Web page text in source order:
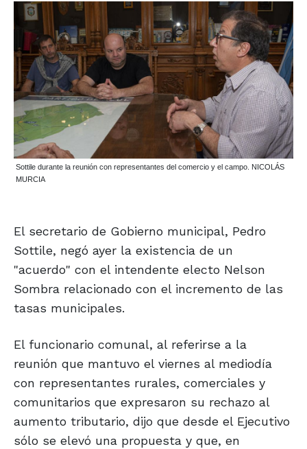
Sottile durante la reunión con representantes del comercio y el campo. NICOLÁS
MURCIA
El secretario de Gobierno municipal, Pedro
Sottile, negó ayer la existencia de un
"acuerdo" con el intendente electo Nelson
Sombra relacionado con el incremento de las
tasas municipales.
El funcionario comunal, al referirse a la
reunión que mantuvo el viernes al mediodía
con representantes rurales, comerciales y
comunitarios que expresaron su rechazo al
aumento tributario, dijo que desde el Ejecutivo
sólo se elevó una propuesta y que, en